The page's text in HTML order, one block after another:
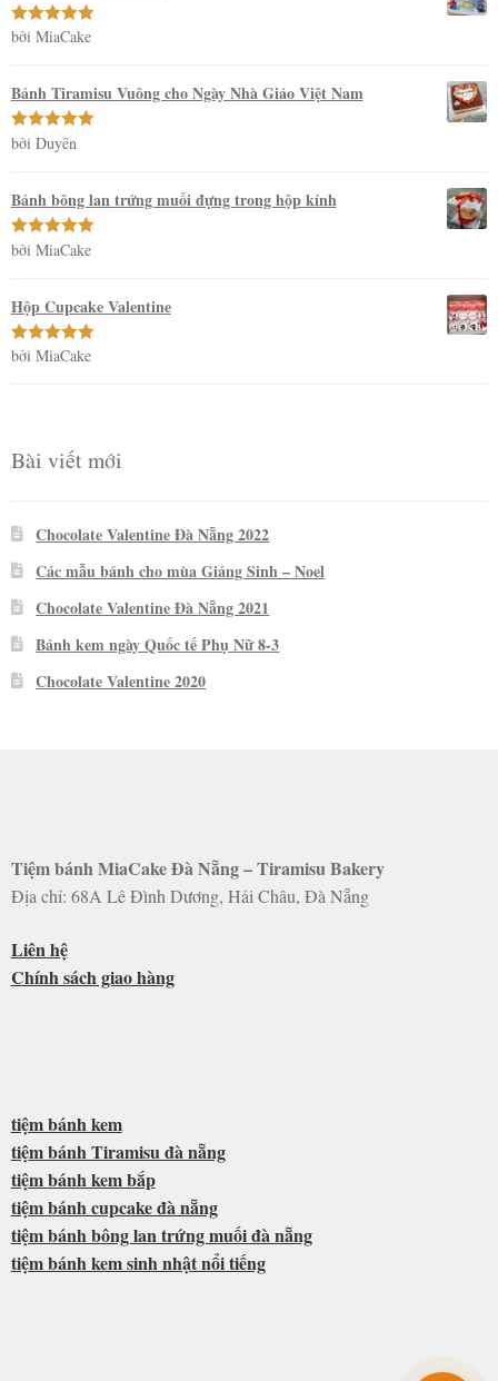
Được xếp
bởi MiaCake
Bánh Tiramisu Vuông cho Ngày Nhà Giáo Việt Nam
Được xếp
bởi Duyên
Bánh bông lan trứng muối đựng trong hộp kính
Được xếp
bởi MiaCake
Hộp Cupcake Valentine
Được xếp
bởi MiaCake
Bài viết mới
Chocolate Valentine Đà Nẵng 2022
Các mẫu bánh cho mùa Giáng Sinh – Noel
Chocolate Valentine Đà Nẵng 2021
Bánh kem ngày Quốc tế Phụ Nữ 8-3
Chocolate Valentine 2020
Tiệm bánh MiaCake Đà Nẵng – Tiramisu Bakery
Địa chỉ: 68A Lê Đình Dương, Hải Châu, Đà Nẵng
Liên hệ
Chính sách giao hàng
tiệm bánh kem
tiệm bánh Tiramisu đà nẵng
tiệm bánh kem bắp
tiệm bánh cupcake đà nẵng
tiệm bánh bông lan trứng muối đà nẵng
tiệm bánh kem sinh nhật nổi tiếng